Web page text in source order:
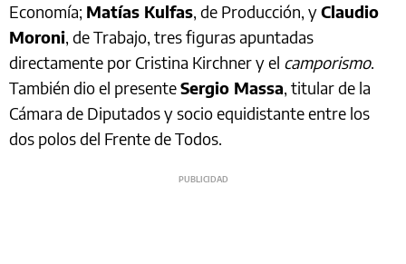
Economía; Matías Kulfas, de Producción, yClaudio
Moroni, de Trabajo, tres figuras apuntadas
directamente por Cristina Kirchner y el camporismo.
También dio el presenteSergio Massa, titular de la
Cámara de Diputados y socio equidistante entre los
dos polos del Frente de Todos.